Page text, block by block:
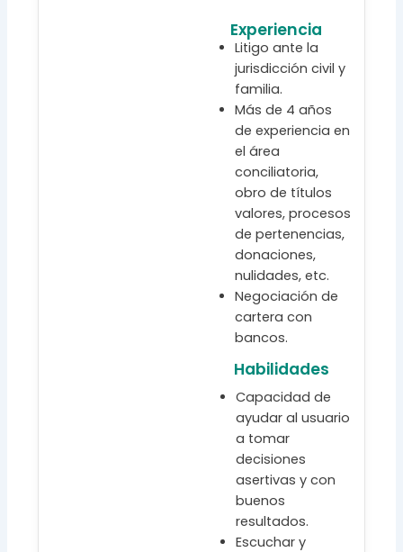
Experiencia
Litigo ante la
jurisdicción civil y
familia.
Más de 4 años
de experiencia en
el área
conciliatoria,
obro de títulos
valores, procesos
de pertenencias,
donaciones,
nulidades, etc.
Negociación de
cartera con
bancos.
Habilidades
Capacidad de
ayudar al usuario
a tomar
decisiones
asertivas y con
buenos
resultados.
Escuchar y